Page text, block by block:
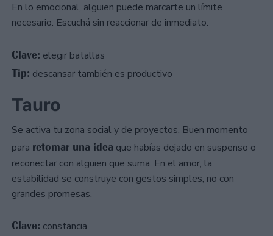
En lo emocional, alguien puede marcarte un límite
necesario. Escuchá sin reaccionar de inmediato.
Clave: elegir batallas
Tip: descansar también es productivo
Tauro
Se activa tu zona social y de proyectos. Buen momento
para retomar una idea que habías dejado en suspenso o
reconectar con alguien que suma. En el amor, la
estabilidad se construye con gestos simples, no con
grandes promesas.
Clave: constancia